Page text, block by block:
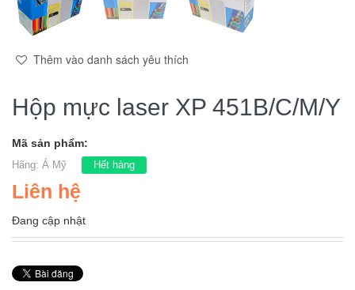
Thêm vào danh sách yêu thích
Hộp mực laser XP 451B/C/M/Y
Mã sản phẩm:
Hãng: Á Mỹ Hết hàng
Liên hệ
Đang cập nhật